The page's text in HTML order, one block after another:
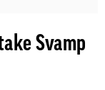
Svamp